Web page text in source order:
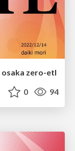
osaka zero-etl
0 94